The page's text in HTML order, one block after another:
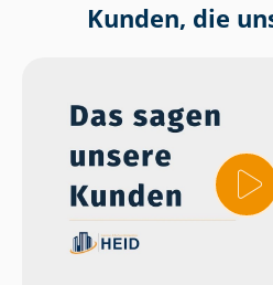
Kunden, die